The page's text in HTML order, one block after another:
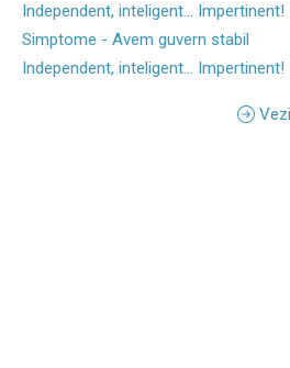
Independent, inteligent... Impertinent!
Simptome - Avem guvern stabil
Independent, inteligent... Impertinent!